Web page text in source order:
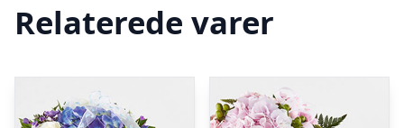
Relaterede varer